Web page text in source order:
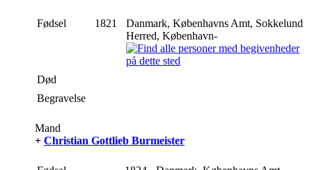
Fødsel 1821
Danmark, Københavns Amt, Sokkelund
Herred, København-
Død
Begravelse
Mand
+ Christian Gottlieb Burmeister